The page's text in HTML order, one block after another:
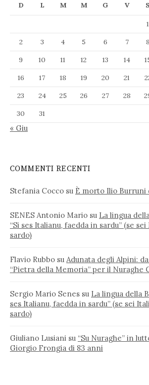
D L M M G V S
1
2
3 4 5 6 7
8
9
10 11 12 13 14
16
17 18 19 20 21
23
24 25 26 27 28
30
31
« Giu
COMMENTI RECENTI
Stefania Cocco su È morto Ilio Burruni
SENES Antonio Mario su La lingua
“Si ses Italianu, faedda in sardu” (se
sardo)
Flavio Rubbo su Adunata degli Alpini:
“Pietra della Memoria” per il Nuraghe
Sergio Mario Senes su La lingua della
ses Italianu, faedda in sardu” (se sei
sardo)
Giuliano Lusiani su “Su Nuraghe” in
Giorgio Frongia di 83 anni